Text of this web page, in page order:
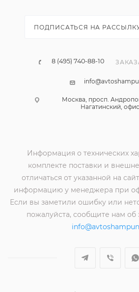
ПОДПИСАТЬСЯ НА
8 (495) 740-88-10
Москва, просп.
Нагатинский,
Информация о технических
комплекте поставки и
отличаться от указанной на
информацию у менеджера при
Если вы заметили ошибку или
пожалуйста, сообщите нам об